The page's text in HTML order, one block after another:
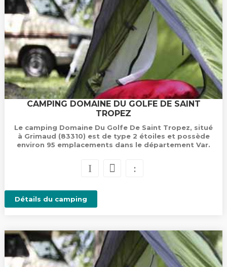
CAMPING DOMAINE DU GOLFE DE SAINT
TROPEZ
Le camping Domaine Du Golfe De Saint Tropez, situé
à Grimaud (83310) est de type 2 étoiles et possède
environ 95 emplacements dans le département Var.
Détails du camping